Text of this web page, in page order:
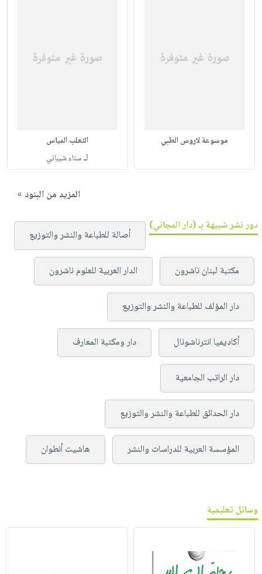
موسوعة لاروس الطبي الثعلب المياس
لـسناء شيباني
المزيد من البنود »
دور نشر شبيهة بـ (دار المجاني)
أصالة للطباعة والنشر والتوزيع
مكتبة لبنان ناشرون الدار العربية للعلوم ناشرون
دار المؤلف للطباعة والنشر والتوزيع
أكاديميا انترناشونال دار ومكتبة المعارف
دار الراتب الجامعية
دار الحدائق للطباعة والنشر والتوزيع
المؤسسة العربية للدراسات والنشر هاشيت أنطوان
وسائل تعليمية